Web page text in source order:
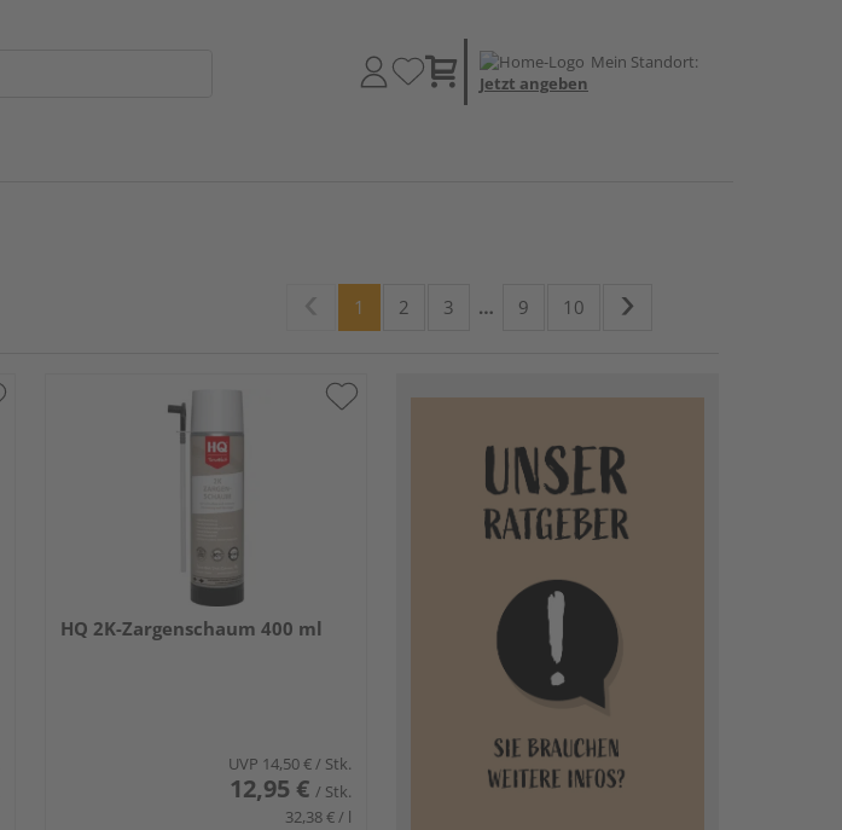
Mein Standort:
Jetzt angeben
1 2 3 … 9 10
HQ 2K-Zargenschaum 400 ml
UVP 14,50 €/ Stk.
12,95 € / Stk.
32,38 € / l